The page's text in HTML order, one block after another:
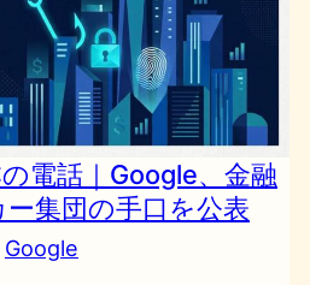
電話｜Google、金融
集団の手口を公表
Google